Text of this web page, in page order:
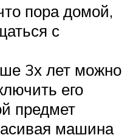
пора домой,
с
3х лет можно
его
предмет
машина